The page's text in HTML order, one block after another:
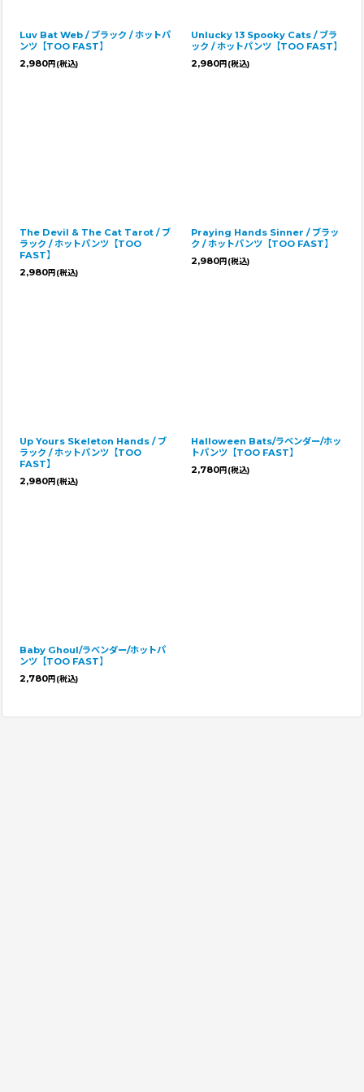
Luv Bat Web / ブラック / ホットパ
ンツ【TOO FAST】
2,980円 (税込)
Unlucky 13 Spooky Cats / ブラ
ック / ホットパンツ【TOO FAST】
2,980円 (税込)
The Devil & The Cat Tarot / ブ
ラック / ホットパンツ【TOO
FAST】
2,980円 (税込)
Praying Hands Sinner / ブラッ
ク / ホットパンツ【TOO FAST】
2,980円 (税込)
Up Yours Skeleton Hands / ブ
ラック / ホットパンツ【TOO
FAST】
2,980円 (税込)
Halloween Bats/ラベンダー/ホッ
トパンツ【TOO FAST】
2,780円 (税込)
Baby Ghoul/ラベンダー/ホットパ
ンツ【TOO FAST】
2,780円 (税込)